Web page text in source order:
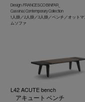
Design : FRANCESCO BINFAR_
Cassina | Contemporary Collection
1人掛／2人掛／3人掛／ベンチ／オットマ
ムソファ
L42 ACUTE bench
アキュート ベンチ